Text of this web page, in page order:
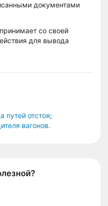
документами
со своей
для вывода
путей отстоя;
вагонов.